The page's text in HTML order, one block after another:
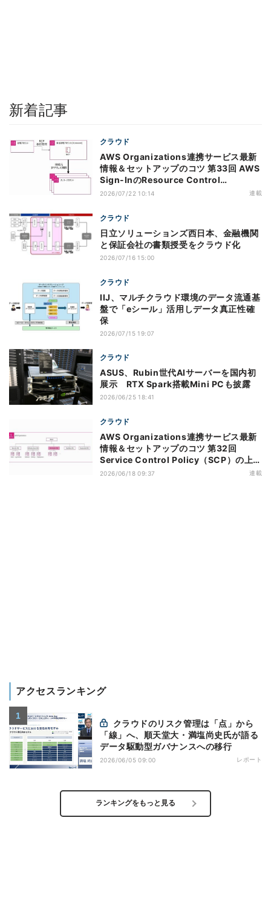
新着記事
クラウド
AWS Organizations連携サービス最新
情報＆セットアップのコツ 第33回 AWS
Sign-InのResource Control
Policy（RCP）対応のメリットと注意点
2026/07/22 10:14 連載
クラウド
日立ソリューションズ西日本、金融機関
と保証会社の書類授受をクラウド化
2026/07/16 15:00
クラウド
IIJ、マルチクラウド環境のデータ流通基
盤で「eシール」活用しデータ真正性確
保
2026/07/15 19:07
クラウド
ASUS、Rubin世代AIサーバーを国内初
展示 RTX Spark搭載Mini PCも披露
2026/06/25 18:41
クラウド
AWS Organizations連携サービス最新
情報＆セットアップのコツ 第32回
Service Control Policy（SCP）の上限
緩和のアップデートがもたらすメリット
2026/06/18 09:37 連載
アクセスランキング
「線」へ、順天堂大・満塩尚史氏が語る
データ駆動型ガバナンスへの移行
2026/06/05 09:00 レポート
ランキングをもっと見る